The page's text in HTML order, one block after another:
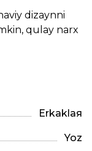
dizaynni
qulay narx
Erkaklая
Yoz